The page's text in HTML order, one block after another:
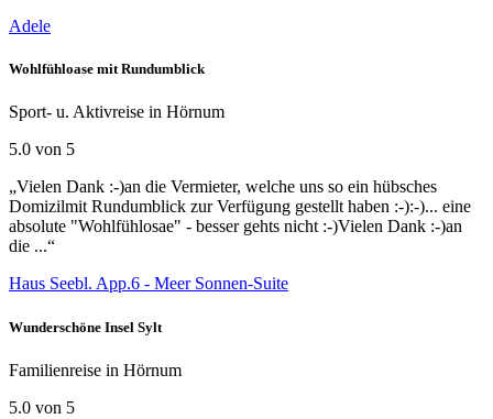
Adele
Wohlfühloase mit Rundumblick
Sport- u. Aktivreise in Hörnum
5.0 von 5
„Vielen Dank :-)an die Vermieter, welche uns so ein hübsches
Domizilmit Rundumblick zur Verfügung gestellt haben :-):-)... eine
absolute "Wohlfühlosae" - besser gehts nicht :-)Vielen Dank :-)an
die ...“
Haus Seebl. App.6 - Meer Sonnen-Suite
Wunderschöne Insel Sylt
Familienreise in Hörnum
5.0 von 5